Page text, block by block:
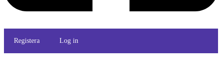
Registera Log in